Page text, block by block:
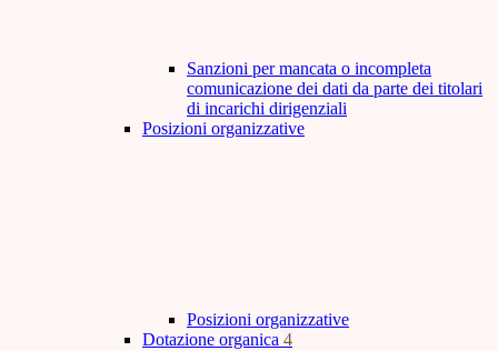
Sanzioni per mancata o incompleta
comunicazione dei dati da parte dei titolari
di incarichi dirigenziali
Posizioni organizzative
Posizioni organizzative
Dotazione organica 4